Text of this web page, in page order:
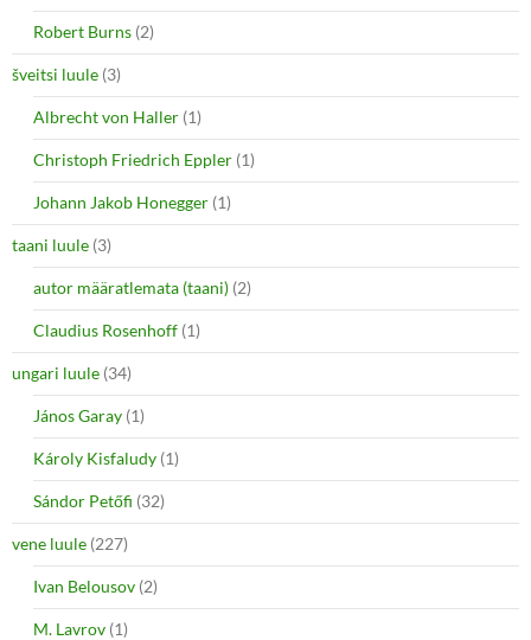
Robert Burns (2)
šveitsi luule (3)
Albrecht von Haller (1)
Christoph Friedrich Eppler (1)
Johann Jakob Honegger (1)
taani luule (3)
autor määratlemata (taani) (2)
Claudius Rosenhoff (1)
ungari luule (34)
János Garay (1)
Károly Kisfaludy (1)
Sándor Petőfi (32)
vene luule (227)
Ivan Belousov (2)
M. Lavrov (1)